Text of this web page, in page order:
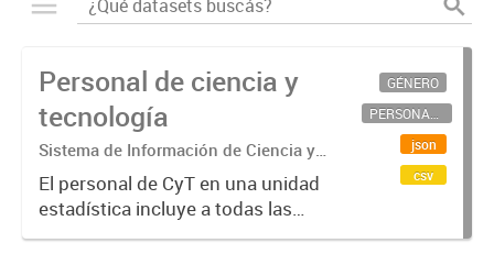
Personal de ciencia y
tecnología
Sistema de Información de Ciencia y
Tecnología Argentino (SICYTAR)
El personal de CyT en una unidad
estadística incluye a todas las
personas involucradas
GÉNERO
PERSONAL CIENTÍFICO-TECNOLÓGICO
json
csv